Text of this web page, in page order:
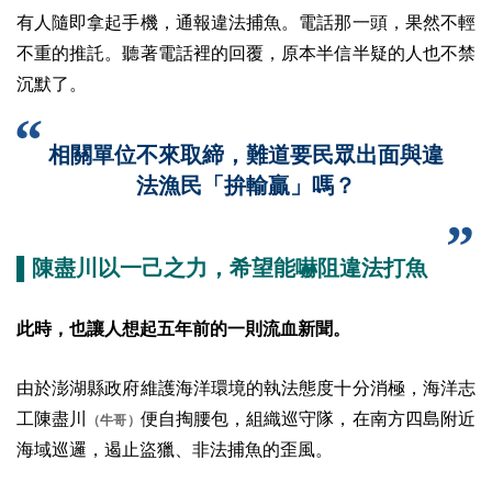
有人隨即拿起手機，通報違法捕魚。電話那一頭，果然不輕
不重的推託。聽著電話裡的回覆，原本半信半疑的人也不禁
沉默了。
相關單位不來取締，難道要民眾出面與違
法漁民「拚輸贏」嗎？
▌陳盡川以一己之力，希望能嚇阻違法打魚
此時，也讓人想起五年前的一則流血新聞。
由於澎湖縣政府維護海洋環境的執法態度十分消極，海洋志
工陳盡川
（牛哥） 便自掏腰包，組織巡守隊，在南方四島附近
海域巡邏，遏止盜獵、非法捕魚的歪風。